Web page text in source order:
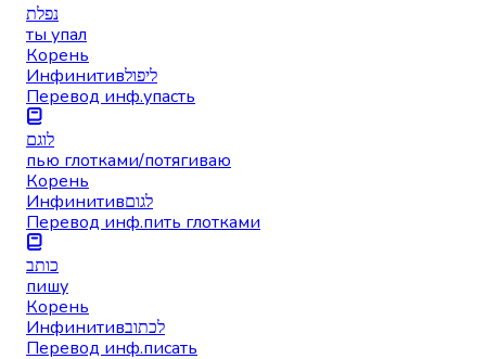
נפלת
ты упал
Корень
Инфинитивליפול
Перевод инф.упасть
לוגם
пью глотками/потягиваю
Корень
Инфинитивלגום
Перевод инф.пить глотками
כותב
пишу
Корень
Инфинитивלכתוב
Перевод инф.писать